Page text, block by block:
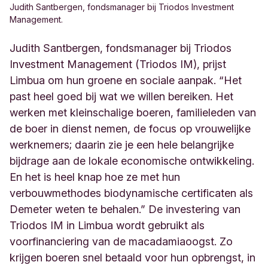
Judith Santbergen, fondsmanager bij Triodos Investment
Management.
Judith Santbergen, fondsmanager bij Triodos
Investment Management (Triodos IM), prijst
Limbua om hun groene en sociale aanpak. “Het
past heel goed bij wat we willen bereiken. Het
werken met kleinschalige boeren, familieleden van
de boer in dienst nemen, de focus op vrouwelijke
werknemers; daarin zie je een hele belangrijke
bijdrage aan de lokale economische ontwikkeling.
En het is heel knap hoe ze met hun
verbouwmethodes biodynamische certificaten als
Demeter weten te behalen.” De investering van
Triodos IM in Limbua wordt gebruikt als
voorfinanciering van de macadamiaoogst. Zo
krijgen boeren snel betaald voor hun opbrengst, in